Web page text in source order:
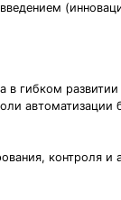
гибком развитии
автоматизации
контроля и